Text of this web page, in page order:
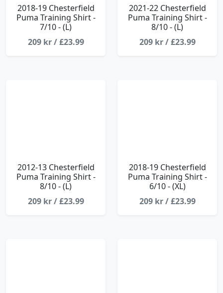
2018-19 Chesterfield
Puma Training Shirt -
7/10 - (L)
209 kr / £23.99
2021-22 Chesterfield
Puma Training Shirt -
8/10 - (L)
209 kr / £23.99
2012-13 Chesterfield
Puma Training Shirt -
8/10 - (L)
209 kr / £23.99
2018-19 Chesterfield
Puma Training Shirt -
6/10 - (XL)
209 kr / £23.99